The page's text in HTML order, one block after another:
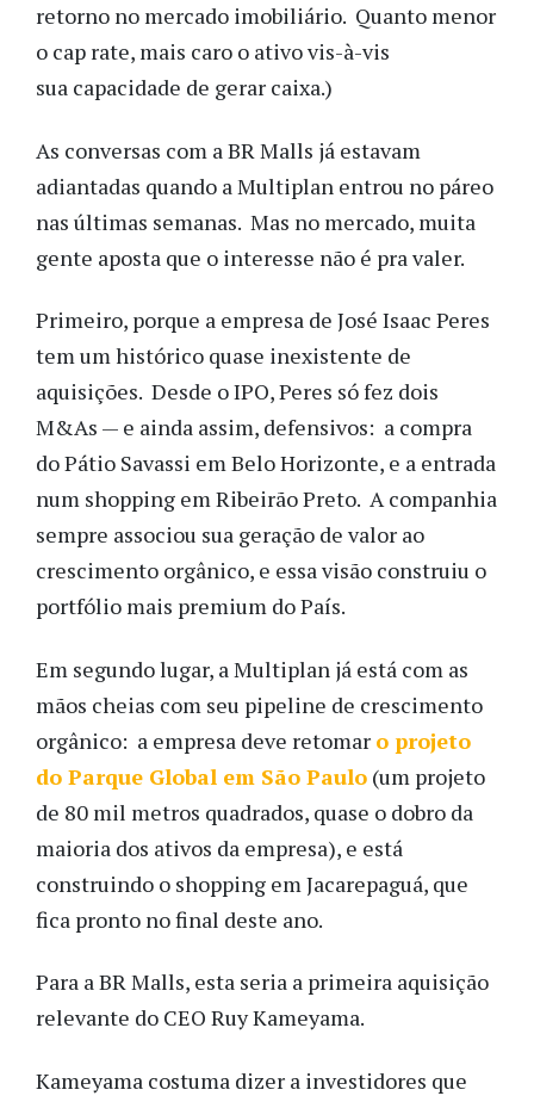
retorno no mercado imobiliário. Quanto menor
o cap rate, mais caro o ativo vis-à-vis
sua capacidade de gerar caixa.)
As conversas com a BR Malls já estavam
adiantadas quando a Multiplan entrou no páreo
nas últimas semanas. Mas no mercado, muita
gente aposta que o interesse não é pra valer.
Primeiro, porque a empresa de José Isaac Peres
tem um histórico quase inexistente de
aquisições. Desde o IPO, Peres só fez dois
M&As — e ainda assim, defensivos: a compra
do Pátio Savassi em Belo Horizonte, e a entrada
num shopping em Ribeirão Preto. A companhia
sempre associou sua geração de valor ao
crescimento orgânico, e essa visão construiu o
portfólio mais premium do País.
Em segundo lugar, a Multiplan já está com as
mãos cheias com seu pipeline de crescimento
orgânico: a empresa deve retomar o projeto
do Parque Global em São Paulo (um projeto
de 80 mil metros quadrados, quase o dobro da
maioria dos ativos da empresa), e está
construindo o shopping em Jacarepaguá, que
fica pronto no final deste ano.
Para a BR Malls, esta seria a primeira aquisição
relevante do CEO Ruy Kameyama.
Kameyama costuma dizer a investidores que